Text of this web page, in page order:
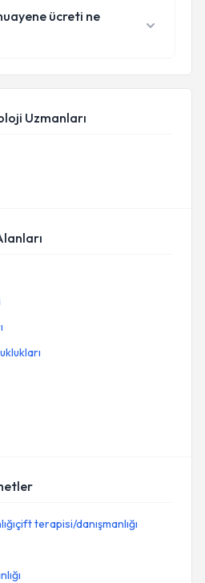
ücreti ne
Uzmanları
terapisi/danışmanlığı